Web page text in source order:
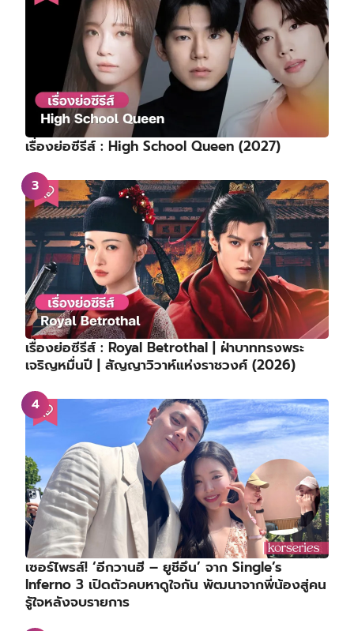
เรื่องย่อซีรีส์ : High School Queen (2027)
เรื่องย่อซีรีส์ : Royal Betrothal | ฝ่าบาททรงพระ
เจริญหมื่นปี | สัญญาวิวาห์แห่งราชวงศ์ (2026)
เซอร์ไพรส์! ‘อีกวานฮี – ยูชีอึน’ จาก Single’s
Inferno 3 เปิดตัวคบหาดูใจกัน พัฒนาจากพี่น้องสู่คน
รู้ใจหลังจบรายการ